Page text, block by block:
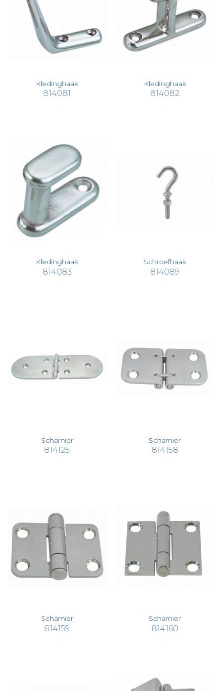
Kledinghaak
814081
Kledinghaak
814082
Kledinghaak
814083
Schroefhaak
814089
Scharnier
814125
Scharnier
814158
Scharnier
814159
Scharnier
814160